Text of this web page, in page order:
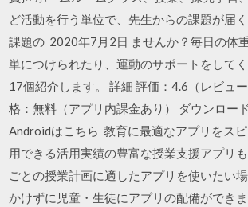
ど活動を行う単位で、先生からの課題が届
課題の 2020年7月2日 ませんか？毎日の体
単につけられたり、運動のサポートをして
17個紹介します。 詳細 評価：4.6（レビュ
格：無料（アプリ内課金あり） ダウンロー
Androidはこちら 教育に最適なアプリをス
用できる活用実績の豊富な授業支援アプリ
ごとの授業計画に適したアプリを使いたい
かけずに児童・生徒にアプリの配備ができ